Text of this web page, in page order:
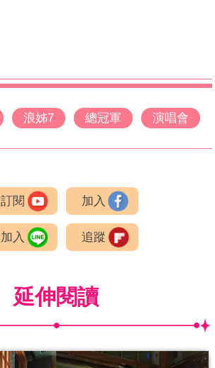
浪姊7 總冠軍 演唱會
訂閱 加入
加入 追蹤
延伸閱讀